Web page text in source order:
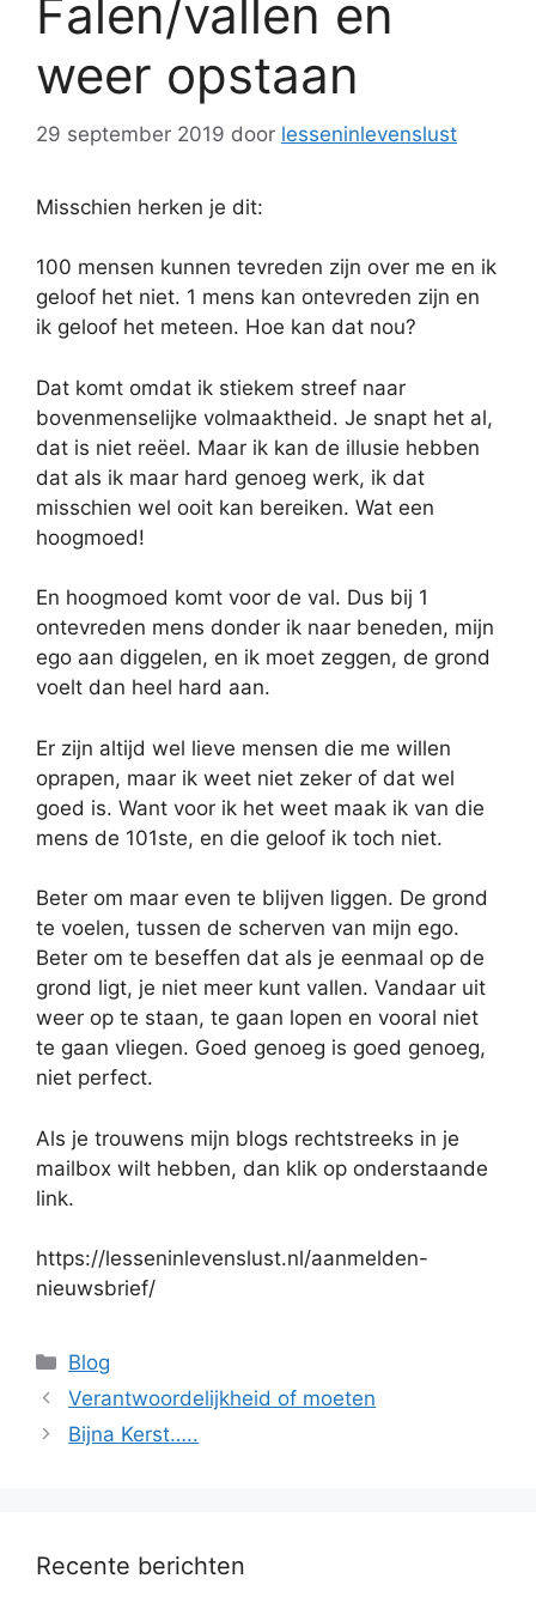
Falen/vallen en
weer opstaan
29 september 2019 door lesseninlevenslust
Misschien herken je dit:
100 mensen kunnen tevreden zijn over me en ik
geloof het niet. 1 mens kan ontevreden zijn en
ik geloof het meteen. Hoe kan dat nou?
Dat komt omdat ik stiekem streef naar
bovenmenselijke volmaaktheid. Je snapt het al,
dat is niet reëel. Maar ik kan de illusie hebben
dat als ik maar hard genoeg werk, ik dat
misschien wel ooit kan bereiken. Wat een
hoogmoed!
En hoogmoed komt voor de val. Dus bij 1
ontevreden mens donder ik naar beneden, mijn
ego aan diggelen, en ik moet zeggen, de grond
voelt dan heel hard aan.
Er zijn altijd wel lieve mensen die me willen
oprapen, maar ik weet niet zeker of dat wel
goed is. Want voor ik het weet maak ik van die
mens de 101ste, en die geloof ik toch niet.
Beter om maar even te blijven liggen. De grond
te voelen, tussen de scherven van mijn ego.
Beter om te beseffen dat als je eenmaal op de
grond ligt, je niet meer kunt vallen. Vandaar uit
weer op te staan, te gaan lopen en vooral niet
te gaan vliegen. Goed genoeg is goed genoeg,
niet perfect.
Als je trouwens mijn blogs rechtstreeks in je
mailbox wilt hebben, dan klik op onderstaande
link.
https://lesseninlevenslust.nl/aanmelden-
nieuwsbrief/
Categorieën
Blog
Verantwoordelijkheid of moeten
Bijna Kerst…..
Recente berichten